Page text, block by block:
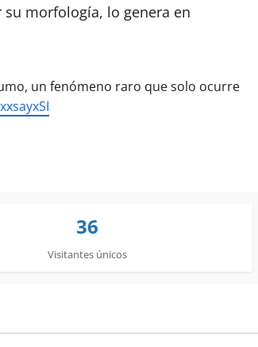
su morfología, lo genera en
un fenómeno raro que solo ocurre
36
Visitantes únicos